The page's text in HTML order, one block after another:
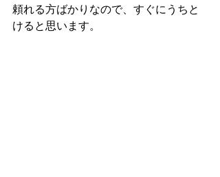
頼れる方ばかりなので、すぐにうちと
けると思います。